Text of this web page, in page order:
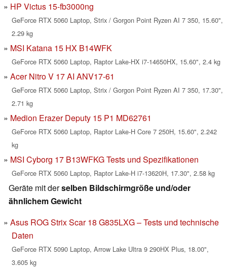
HP Victus 15-fb3000ng
GeForce RTX 5060 Laptop, Strix / Gorgon Point Ryzen AI 7 350, 15.60",
2.29 kg
MSI Katana 15 HX B14WFK
GeForce RTX 5060 Laptop, Raptor Lake-HX i7-14650HX, 15.60", 2.4 kg
Acer Nitro V 17 AI ANV17-61
GeForce RTX 5060 Laptop, Strix / Gorgon Point Ryzen AI 7 350, 17.30",
2.71 kg
Medion Erazer Deputy 15 P1 MD62761
GeForce RTX 5060 Laptop, Raptor Lake-H Core 7 250H, 15.60", 2.242
kg
MSI Cyborg 17 B13WFKG Tests und Spezifikationen
GeForce RTX 5060 Laptop, Raptor Lake-H i7-13620H, 17.30", 2.58 kg
Geräte mit derselben Bildschirmgröße und/oder
ähnlichem Gewicht
Asus ROG Strix Scar 18 G835LXG – Tests und technische
Daten
GeForce RTX 5090 Laptop, Arrow Lake Ultra 9 290HX Plus, 18.00",
3.605 kg